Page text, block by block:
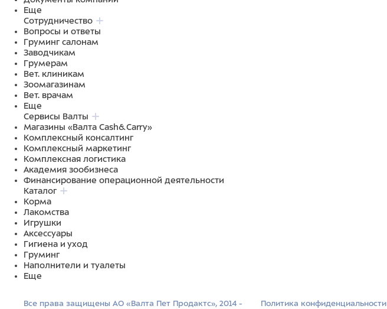
Еще
Сотрудничество
Вопросы и ответы
Груминг салонам
Заводчикам
Грумерам
Вет. клиникам
Зоомагазинам
Вет. врачам
Еще
Сервисы Валты
Магазины «Валта Cash&Carry»
Комплексный консалтинг
Комплексный маркетинг
Комплексная логистика
Академия зообизнеса
Финансирование операционной деятельности
Каталог
Корма
Лакомства
Игрушки
Аксессуары
Гигиена и уход
Груминг
Наполнители и туалеты
Еще
Все права защищены АО «Валта Пет Продактс», 2014 -
Политика конфиденциальности